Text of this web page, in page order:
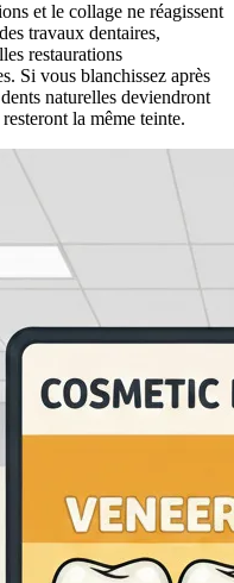
et le collage ne réagissent
travaux dentaires,
restaurations
Si vous blanchissez après
naturelles deviendront
la même teinte.